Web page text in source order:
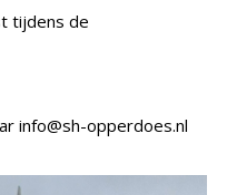
tijdens de
info@sh-opperdoes.nl